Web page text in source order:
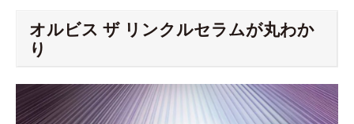
オルビス ザ リンクルセラムが丸わか
り